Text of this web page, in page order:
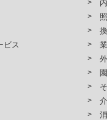
ビス